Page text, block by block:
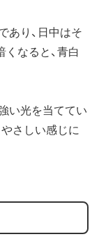
あり、日中はそ
なると、青白
い光を当ててい
さしい感じに